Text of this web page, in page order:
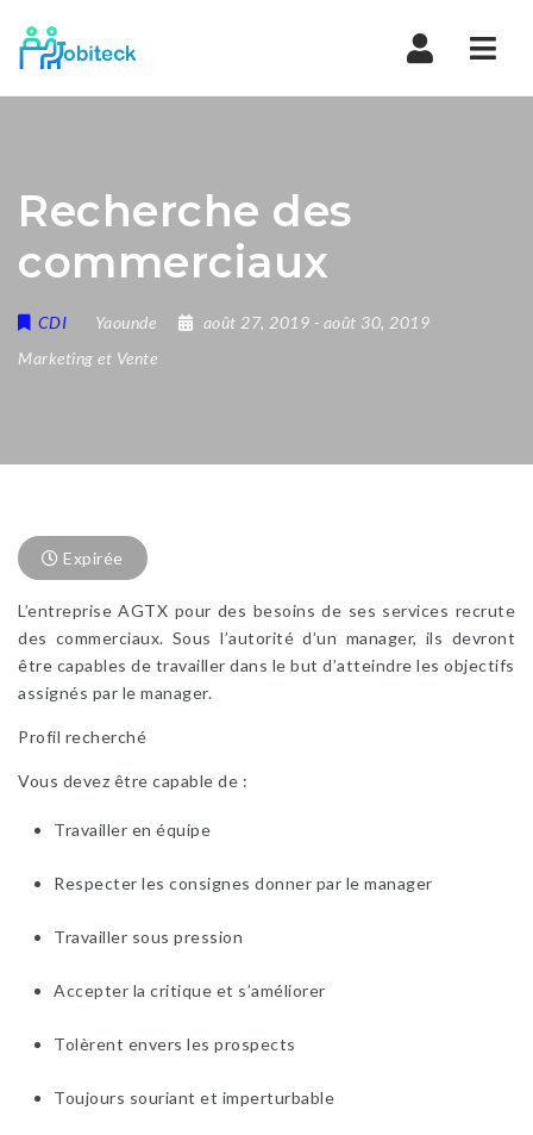
Recherche des
commerciaux
CDI Yaounde août 27, 2019 - août 30, 2019
Marketing et Vente
Expirée
L’entreprise AGTX pour des besoins de ses services recrute
des commerciaux. Sous l’autorité d’un manager, ils devront
être capables de travailler dans le but d’atteindre les objectifs
assignés par le manager.
Profil recherché
Vous devez être capable de :
Travailler en équipe
Respecter les consignes donner par le manager
Travailler sous pression
Accepter la critique et s’améliorer
Tolèrent envers les prospects
Toujours souriant et imperturbable